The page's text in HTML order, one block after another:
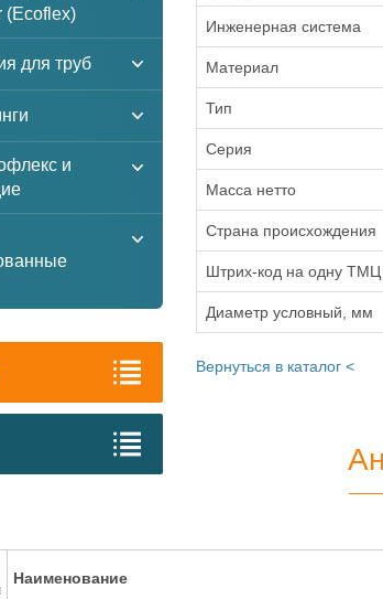
(Ecoflex)
для труб
и
Инженерная система
Материал
Тип
Серия
Масса нетто
Страна происхождения
Штрих-код на одну ТМЦ
Диаметр условный, мм
Вернуться в каталог <
Наименование